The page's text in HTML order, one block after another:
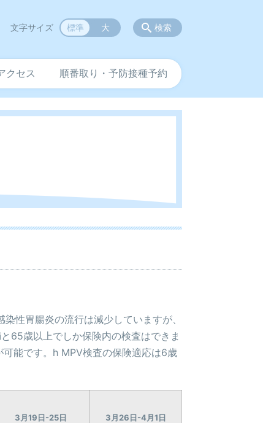
クセス 順番取り・予防接種予約
検索
文字サイズ 標準 大
性胃腸炎の流行は減少していますが、
65歳以上でしか保険内の検査はできま
能です。h MPV検査の保険適応は6歳
3月19日-25日 3月26日-4月1日